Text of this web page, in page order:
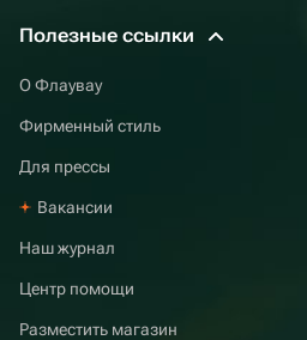
Полезные ссылки
О Флаувау
Фирменный стиль
Для прессы
Вакансии
Наш журнал
Центр помощи
Разместить магазин